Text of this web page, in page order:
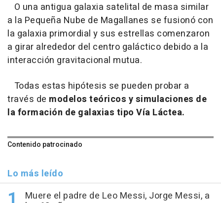
O una antigua galaxia satelital de masa similar
a la Pequeña Nube de Magallanes se fusionó con
la galaxia primordial y sus estrellas comenzaron
a girar alrededor del centro galáctico debido a la
interacción gravitacional mutua.
Todas estas hipótesis se pueden probar a
través de modelos teóricos y simulaciones de
la formación de galaxias tipo Vía Láctea.
Contenido patrocinado
Lo más leído
Muere el padre de Leo Messi, Jorge Messi, a